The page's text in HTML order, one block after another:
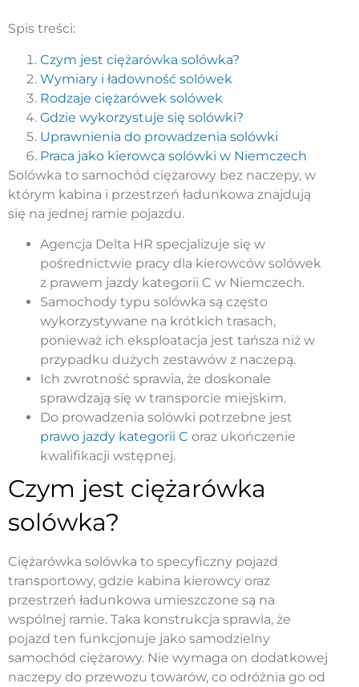
Spis treści:
Czym jest ciężarówka solówka?
Wymiary i ładowność solówek
Rodzaje ciężarówek solówek
Gdzie wykorzystuje się solówki?
Uprawnienia do prowadzenia solówki
Praca jako kierowca solówki w Niemczech
Solówka to samochód ciężarowy bez naczepy, w
którym kabina i przestrzeń ładunkowa znajdują
się na jednej ramie pojazdu.
Agencja Delta HR specjalizuje się w
pośrednictwie pracy dla kierowców solówek
z prawem jazdy kategorii C w Niemczech.
Samochody typu solówka są często
wykorzystywane na krótkich trasach,
ponieważ ich eksploatacja jest tańsza niż w
przypadku dużych zestawów z naczepą.
Ich zwrotność sprawia, że doskonale
sprawdzają się w transporcie miejskim.
Do prowadzenia solówki potrzebne jest
prawo jazdy kategorii C oraz ukończenie
kwalifikacji wstępnej.
Czym jest ciężarówka
solówka?
Ciężarówka solówka to specyficzny pojazd
transportowy, gdzie kabina kierowcy oraz
przestrzeń ładunkowa umieszczone są na
wspólnej ramie. Taka konstrukcja sprawia, że
pojazd ten funkcjonuje jako samodzielny
samochód ciężarowy. Nie wymaga on dodatkowej
naczepy do przewozu towarów, co odróżnia go od